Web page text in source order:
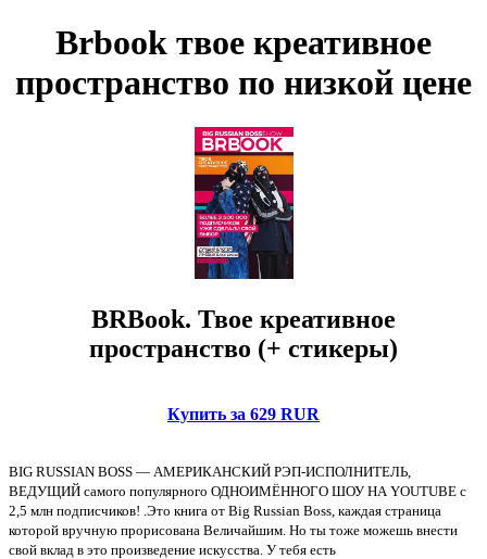
Brbook твое креативное
пространство по низкой цене
BRBook. Твое креативное
пространство (+ стикеры)
Купить за 629 RUR
BIG RUSSIAN BOSS — АМЕРИКАНСКИЙ РЭП-ИСПОЛНИТЕЛЬ,
ВЕДУЩИЙ самого популярного ОДНОИМЁННОГО ШОУ НА YOUTUBE с
2,5 млн подписчиков! .Это книга от Big Russian Boss, каждая страница
которой вручную прорисована Величайшим. Но ты тоже можешь внести
свой вклад в это произведение искусства. У тебя есть